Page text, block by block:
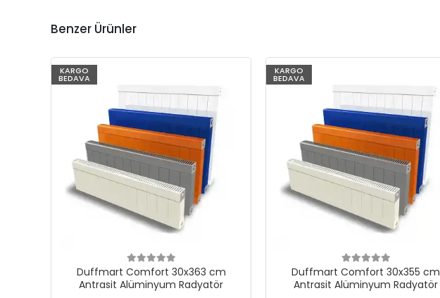
Benzer Ürünler
KARGO
BEDAVA
Duffmart Comfort 30x363 cm
Antrasit Alüminyum Radyatör
KARGO
BEDAVA
Duffmart Comfort 30x355 cm
Antrasit Alüminyum Radyatör